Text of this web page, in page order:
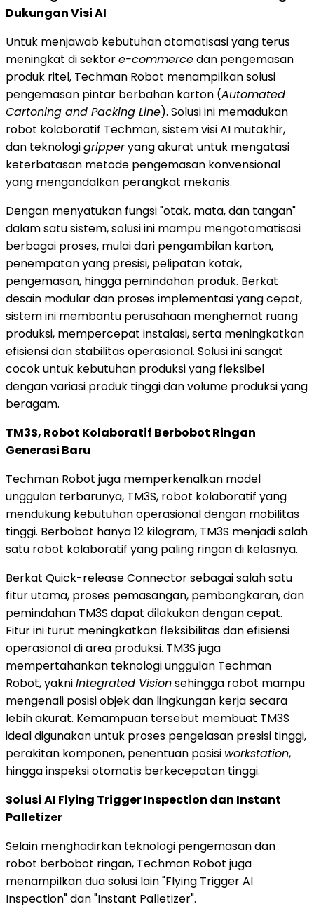
Dukungan Visi AI
Untuk menjawab kebutuhan otomatisasi yang terus
meningkat di sektore-commercedan pengemasan
produk ritel, Techman Robot menampilkan solusi
pengemasan pintar berbahan karton (Automated
Cartoning and Packing Line). Solusi ini memadukan
robot kolaboratif Techman, sistem visi AI mutakhir,
dan teknologigripperyang akurat untuk mengatasi
keterbatasan metode pengemasan konvensional
yang mengandalkan perangkat mekanis.
Dengan menyatukan fungsi "otak, mata, dan tangan"
dalam satu sistem, solusi ini mampu mengotomatisasi
berbagai proses, mulai dari pengambilan karton,
penempatan yang presisi, pelipatan kotak,
pengemasan, hingga pemindahan produk. Berkat
desain modular dan proses implementasi yang cepat,
sistem ini membantu perusahaan menghemat ruang
produksi, mempercepat instalasi, serta meningkatkan
efisiensi dan stabilitas operasional. Solusi ini sangat
cocok untuk kebutuhan produksi yang fleksibel
dengan variasi produk tinggi dan volume produksi yang
beragam.
TM3S, Robot Kolaboratif Berbobot Ringan
Generasi Baru
Techman Robot juga memperkenalkan model
unggulan terbarunya, TM3S, robot kolaboratif yang
mendukung kebutuhan operasional dengan mobilitas
tinggi. Berbobot hanya 12 kilogram, TM3S menjadi salah
satu robot kolaboratif yang paling ringan di kelasnya.
Berkat Quick-release Connector sebagai salah satu
fitur utama, proses pemasangan, pembongkaran, dan
pemindahan TM3S dapat dilakukan dengan cepat.
Fitur ini turut meningkatkan fleksibilitas dan efisiensi
operasional di area produksi. TM3S juga
mempertahankan teknologi unggulan Techman
Robot, yakniIntegrated Visionsehingga robot mampu
mengenali posisi objek dan lingkungan kerja secara
lebih akurat. Kemampuan tersebut membuat TM3S
ideal digunakan untuk proses pengelasan presisi tinggi,
perakitan komponen, penentuan posisi workstation,
hingga inspeksi otomatis berkecepatan tinggi.
Solusi AI Flying Trigger Inspection dan Instant
Palletizer
Selain menghadirkan teknologi pengemasan dan
robot berbobot ringan, Techman Robot juga
menampilkan dua solusi lain "Flying Trigger AI
Inspection" dan "Instant Palletizer".